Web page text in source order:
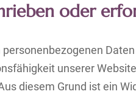
oder
unserer
diesem Grund ist ein